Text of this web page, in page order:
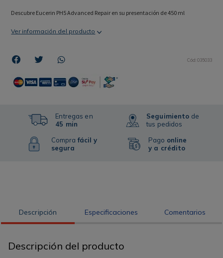
Descubre Eucerin PH5 Advanced Repair en su presentación de 450 ml
Ver información del producto
Cód:035033
Entregas en
45 min
Comprafácil y
segura
Seguimiento de
tus pedidos
Pago online
y a crédito
Descripción Especificaciones Comentarios
Descripción del producto